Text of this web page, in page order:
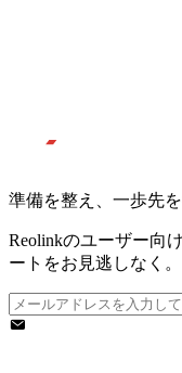
準備を整え、一歩先
Reolinkのユーザー向
ートをお見逃しなく。